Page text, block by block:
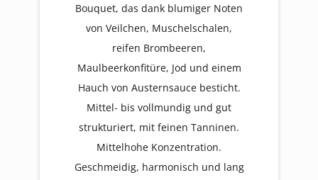
Bouquet, das dank blumiger Noten
von Veilchen, Muschelschalen,
reifen Brombeeren,
Maulbeerkonfitüre, Jod und einem
Hauch von Austernsauce besticht.
Mittel- bis vollmundig und gut
strukturiert, mit feinen Tanninen.
Mittelhohe Konzentration.
Geschmeidig, harmonisch und lang